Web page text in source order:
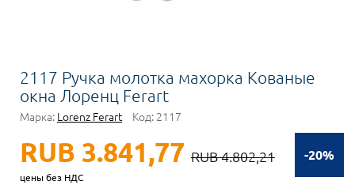
2117 Ручка молотка махорка Кованые
окна Лоренц Ferart
Марка: Lorenz Ferart Код: 2117
-20%
RUB 3.841,77 RUB 4.802,21
цены без НДС